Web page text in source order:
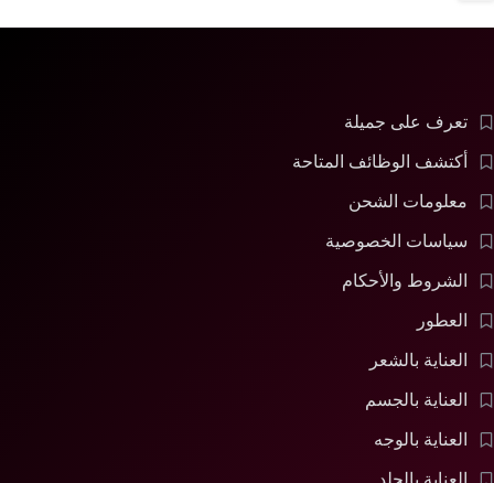
تعرف على جميلة
أكتشف الوظائف المتاحة
معلومات الشحن
سياسات الخصوصية
الشروط والأحكام
العطور
العناية بالشعر
العناية بالجسم
العناية بالوجه
العناية بالجلد